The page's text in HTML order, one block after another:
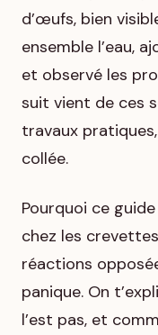
d’œufs, bien
ensemble l’eau,
et observé les
suit vient de ces
travaux
collée.
Pourquoi ce
chez les
réactions
panique. On
l’est pas, et